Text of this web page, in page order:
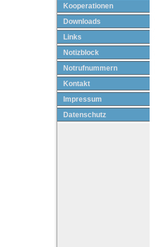
Kooperationen
Downloads
Links
Notizblock
Notrufnummern
Kontakt
Impressum
Datenschutz